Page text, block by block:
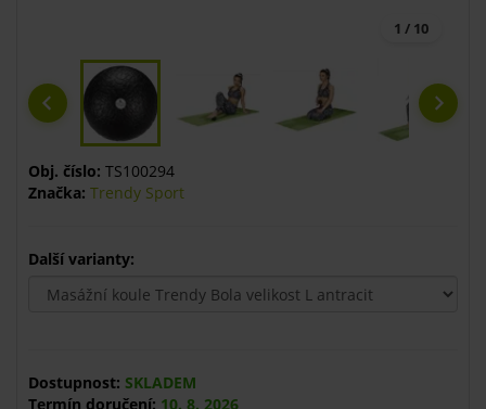
1 / 10
Obj. číslo: TS100294
Značka: Trendy Sport
Další varianty:
Dostupnost: SKLADEM
Termín doručení: 10. 8. 2026